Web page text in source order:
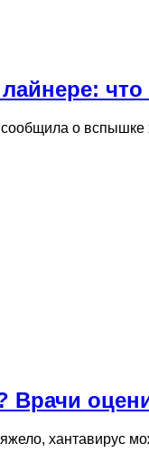
о вспышке
Врачи
хантавирус